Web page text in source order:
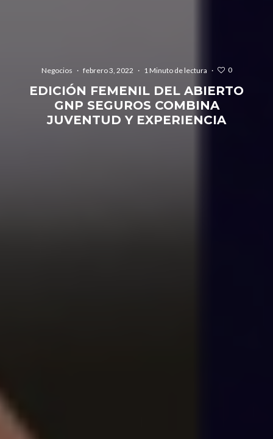
Negocios · febrero 3, 2022 · 1 Minuto de lectura · 0
EDICIÓN FEMENIL DEL ABIERTO
GNP SEGUROS COMBINA
JUVENTUD Y EXPERIENCIA